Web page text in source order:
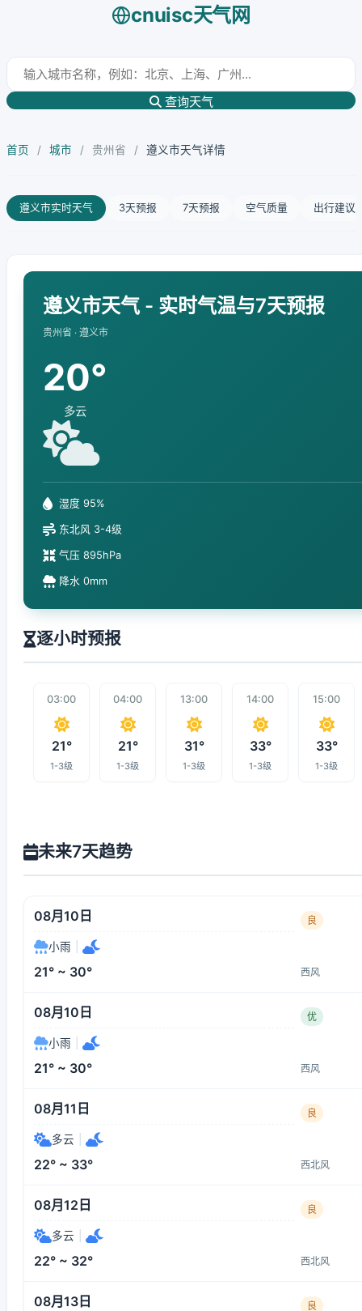
cnuisc天气网
查询天气
首页 / 城市 / 贵州省 / 遵义市天气详情
遵义市实时天气 3天预报 7天预报 空气质量 出行建议
遵义市天气 - 实时气温与7天预报
贵州省 · 遵义市
20°
多云
湿度 95%
东北风 3-4级
气压 895hPa
降水 0mm
逐小时预报
03:00
21°
1-3级
04:00
21°
1-3级
13:00
31°
1-3级
14:00
33°
1-3级
15:00
33°
1-3级
未来7天趋势
08月10日 良
小雨
21° ~ 30° 西风
08月10日 优
小雨
21° ~ 30° 西风
08月11日 良
多云
22° ~ 33° 西北风
08月12日 良
多云
22° ~ 32° 西北风
08月13日 良